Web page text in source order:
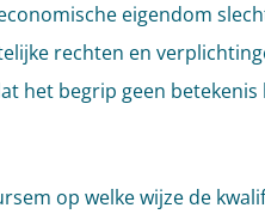
eigendom
rechten en
het begrip geen betekenis
op welke wijze de